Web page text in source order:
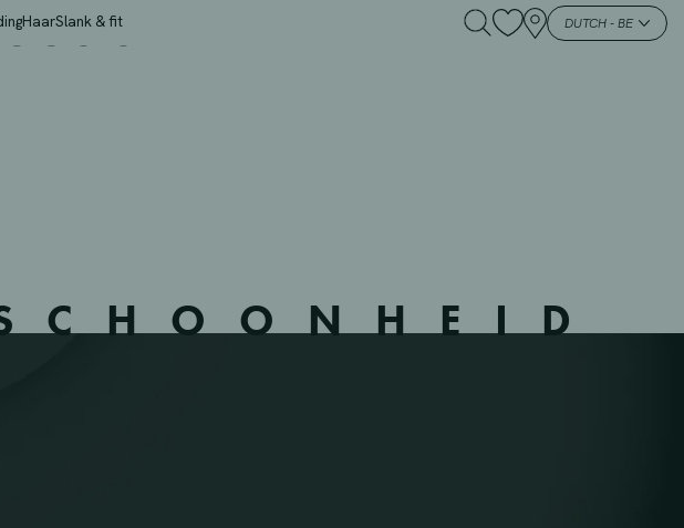
HaarSlank & fit DUTCH - BE
SPRL – LAEKEN – 21 –